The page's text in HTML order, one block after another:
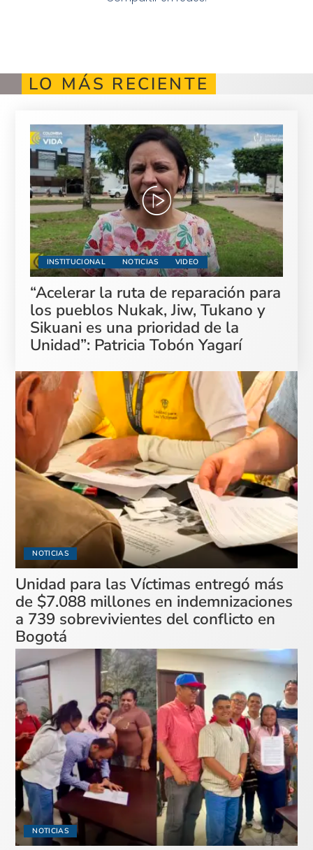
LO MÁS RECIENTE
INSTITUCIONAL NOTICIAS VIDEO
“Acelerar la ruta de reparación para
los pueblos Nukak, Jiw, Tukano y
Sikuani es una prioridad de la
Unidad”: Patricia Tobón Yagarí
NOTICIAS
Unidad para las Víctimas entregó más
de $7.088 millones en indemnizaciones
a 739 sobrevivientes del conflicto en
Bogotá
NOTICIAS